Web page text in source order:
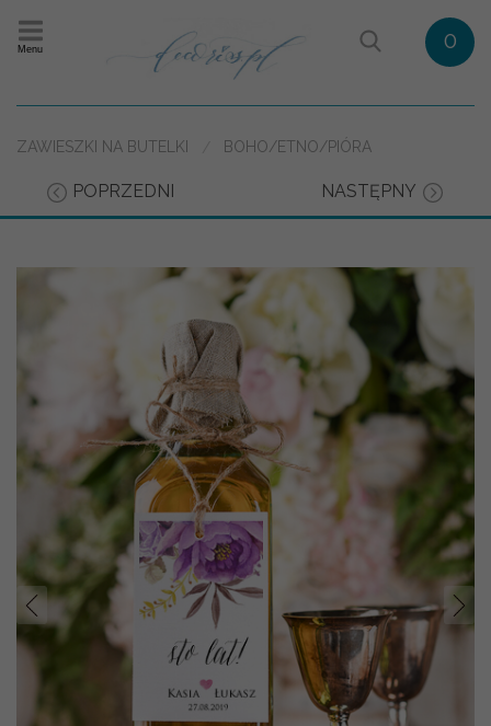
Menu 0
ZAWIESZKI NA BUTELKI BOHO/ETNO/PIÓRA
POPRZEDNI NASTĘPNY
Prev